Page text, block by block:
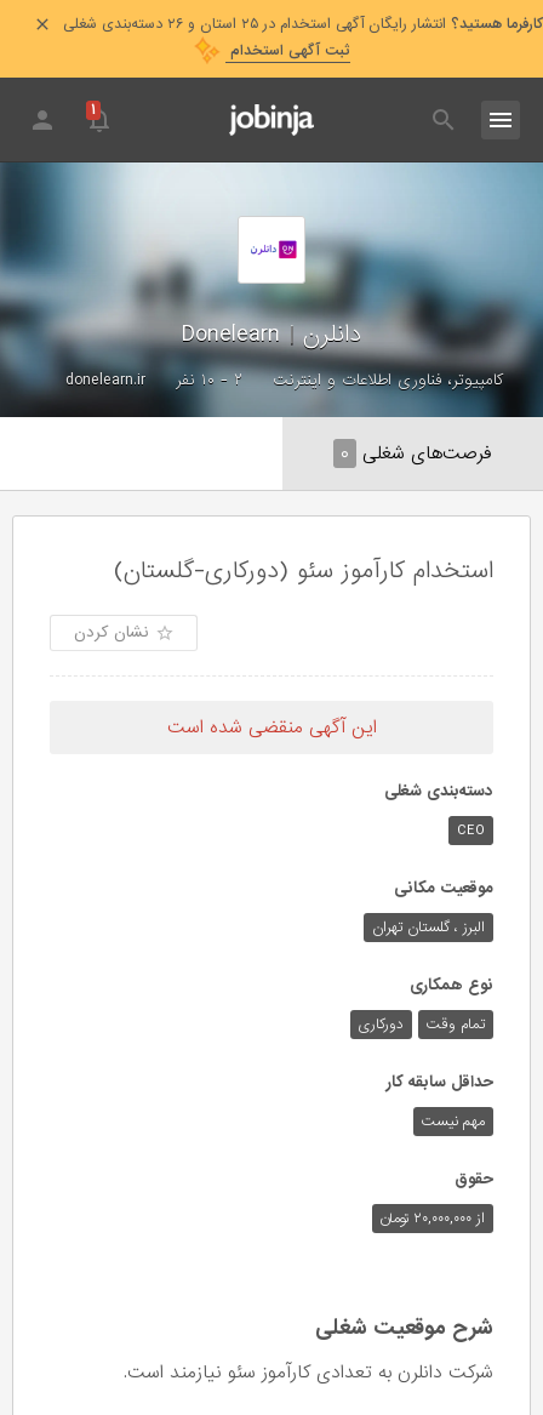
کارفرما هستید؟ انتشار رایگان آگهی استخدام در ۲۵ استان و ۲۶ دسته‌بندی شغلی
ثبت آگهی استخدام
۱
دانلرن|
Donelearn
کامپیوتر، فناوری اطلاعات و اینترنت ۲ - ۱۰ نفر donelearn.ir
فرصت‌های شغلی ۰
استخدام کارآموز سئو (دورکاری-گلستان)
نشان کردن
این آگهی منقضی شده است
دسته‌بندی شغلی
CEO
موقعیت مکانی
البرز ، گلستان تهران
نوع همکاری
تمام وقت دورکاری
حداقل سابقه کار
مهم نیست
حقوق
از ۲۰,۰۰۰,۰۰۰ تومان
شرح موقعیت شغلی
شرکت دانلرن به تعدادی کارآموز سئو نیازمند است.